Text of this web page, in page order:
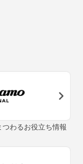
わるお役立ち情報